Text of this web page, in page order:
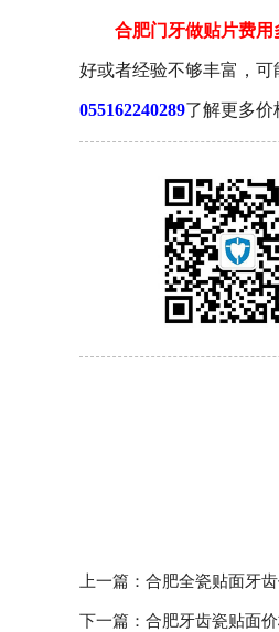
合肥门牙做贴片费用
好或者经验不够丰富，可
055162240289了解更多价
上一篇： 合肥全瓷贴面牙
下一篇： 合肥牙齿瓷贴面